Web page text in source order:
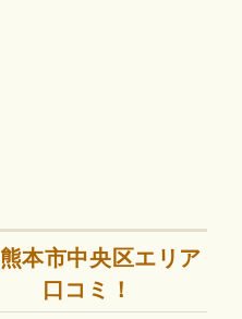
熊本市中央区エリア
口コミ！